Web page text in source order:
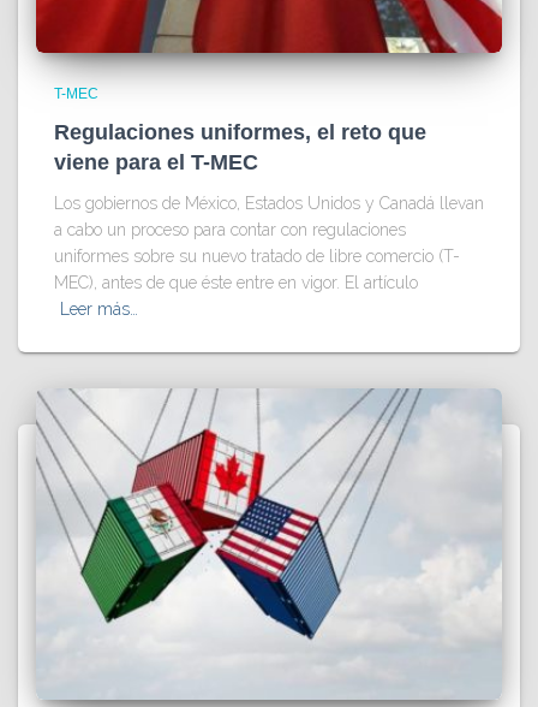
T-MEC
Regulaciones uniformes, el reto que
viene para el T-MEC
Los gobiernos de México, Estados Unidos y Canadá llevan
a cabo un proceso para contar con regulaciones
uniformes sobre su nuevo tratado de libre comercio (T-
MEC), antes de que éste entre en vigor. El artículo
Leer más…